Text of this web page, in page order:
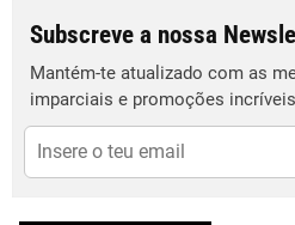
Subscreve a nossa
Mantém-te atualizado com as
imparciais e promoções